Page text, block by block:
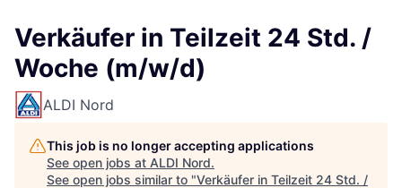
Verkäufer in Teilzeit 24 Std. /
Woche (m/w/d)
ALDI Nord
This job is no longer accepting applications
See open jobs at ALDI Nord.
See open jobs similar to "Verkäufer in Teilzeit 24 Std. /